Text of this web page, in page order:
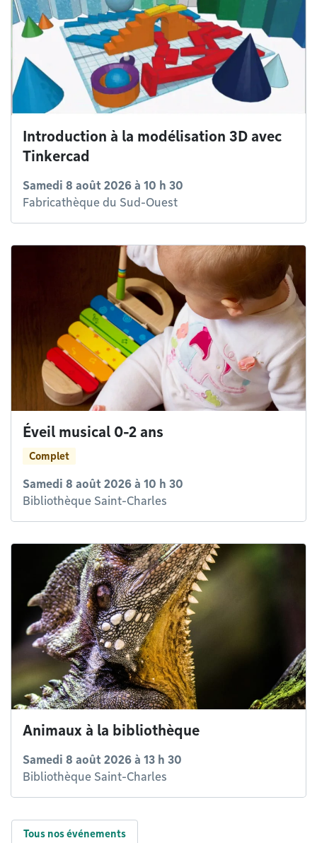
Introduction à la modélisation 3D avec
Tinkercad
Samedi 8 août 2026 à 10 h 30
Fabricathèque du Sud-Ouest
Éveil musical 0-2 ans
Complet
Samedi 8 août 2026 à 10 h 30
Bibliothèque Saint-Charles
Animaux à la bibliothèque
Samedi 8 août 2026 à 13 h 30
Bibliothèque Saint-Charles
Tous nos événements